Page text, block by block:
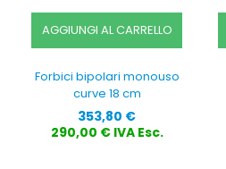
AGGIUNGI AL CARRELLO
Forbici bipolari monouso
curve 18 cm
Prezzo
353,80 €
290,00 € IVA Esc.